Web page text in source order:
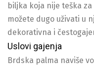
biljka koja nije teška
možete dugo uživati u
dekorativna i
Uslovi gajenja
Brdska palma naviše